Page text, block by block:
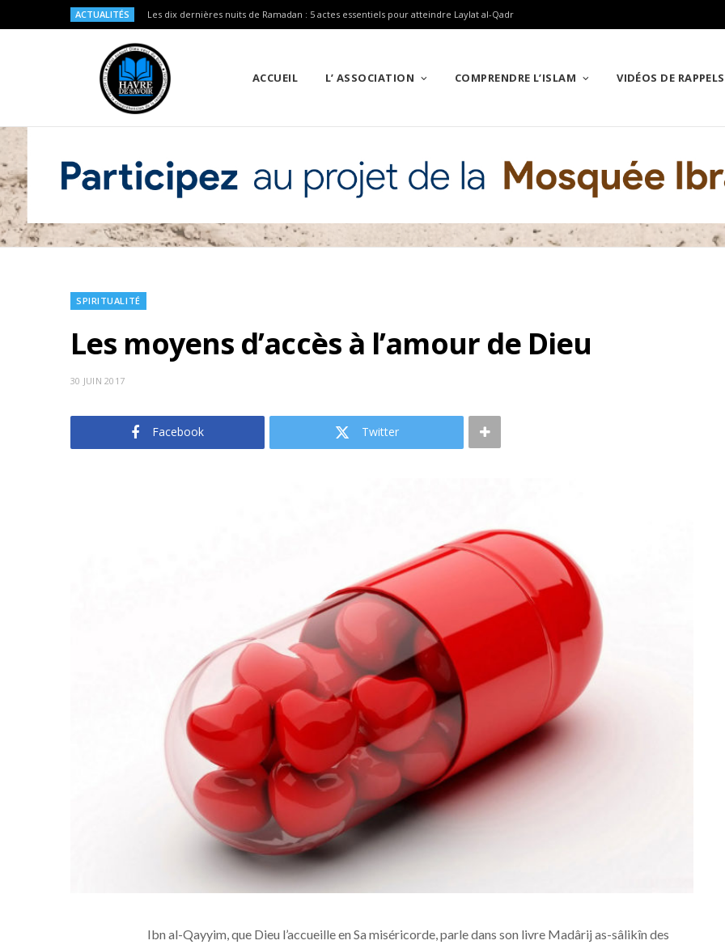
ACTUALITÉS Les dix dernières nuits de Ramadan : 5 actes essentiels pour atteindre Laylat al-Qadr
ACCUEIL L’ ASSOCIATION COMPRENDRE L’ISLAM VIDÉOS DE RAPPELS
SPIRITUALITÉ
Les moyens d’accès à l’amour de Dieu
30 JUIN 2017
Facebook Twitter
Ibn al-Qayyim, que Dieu l’accueille en Sa miséricorde, parle dans son livre Madârij as-sâlikîn des